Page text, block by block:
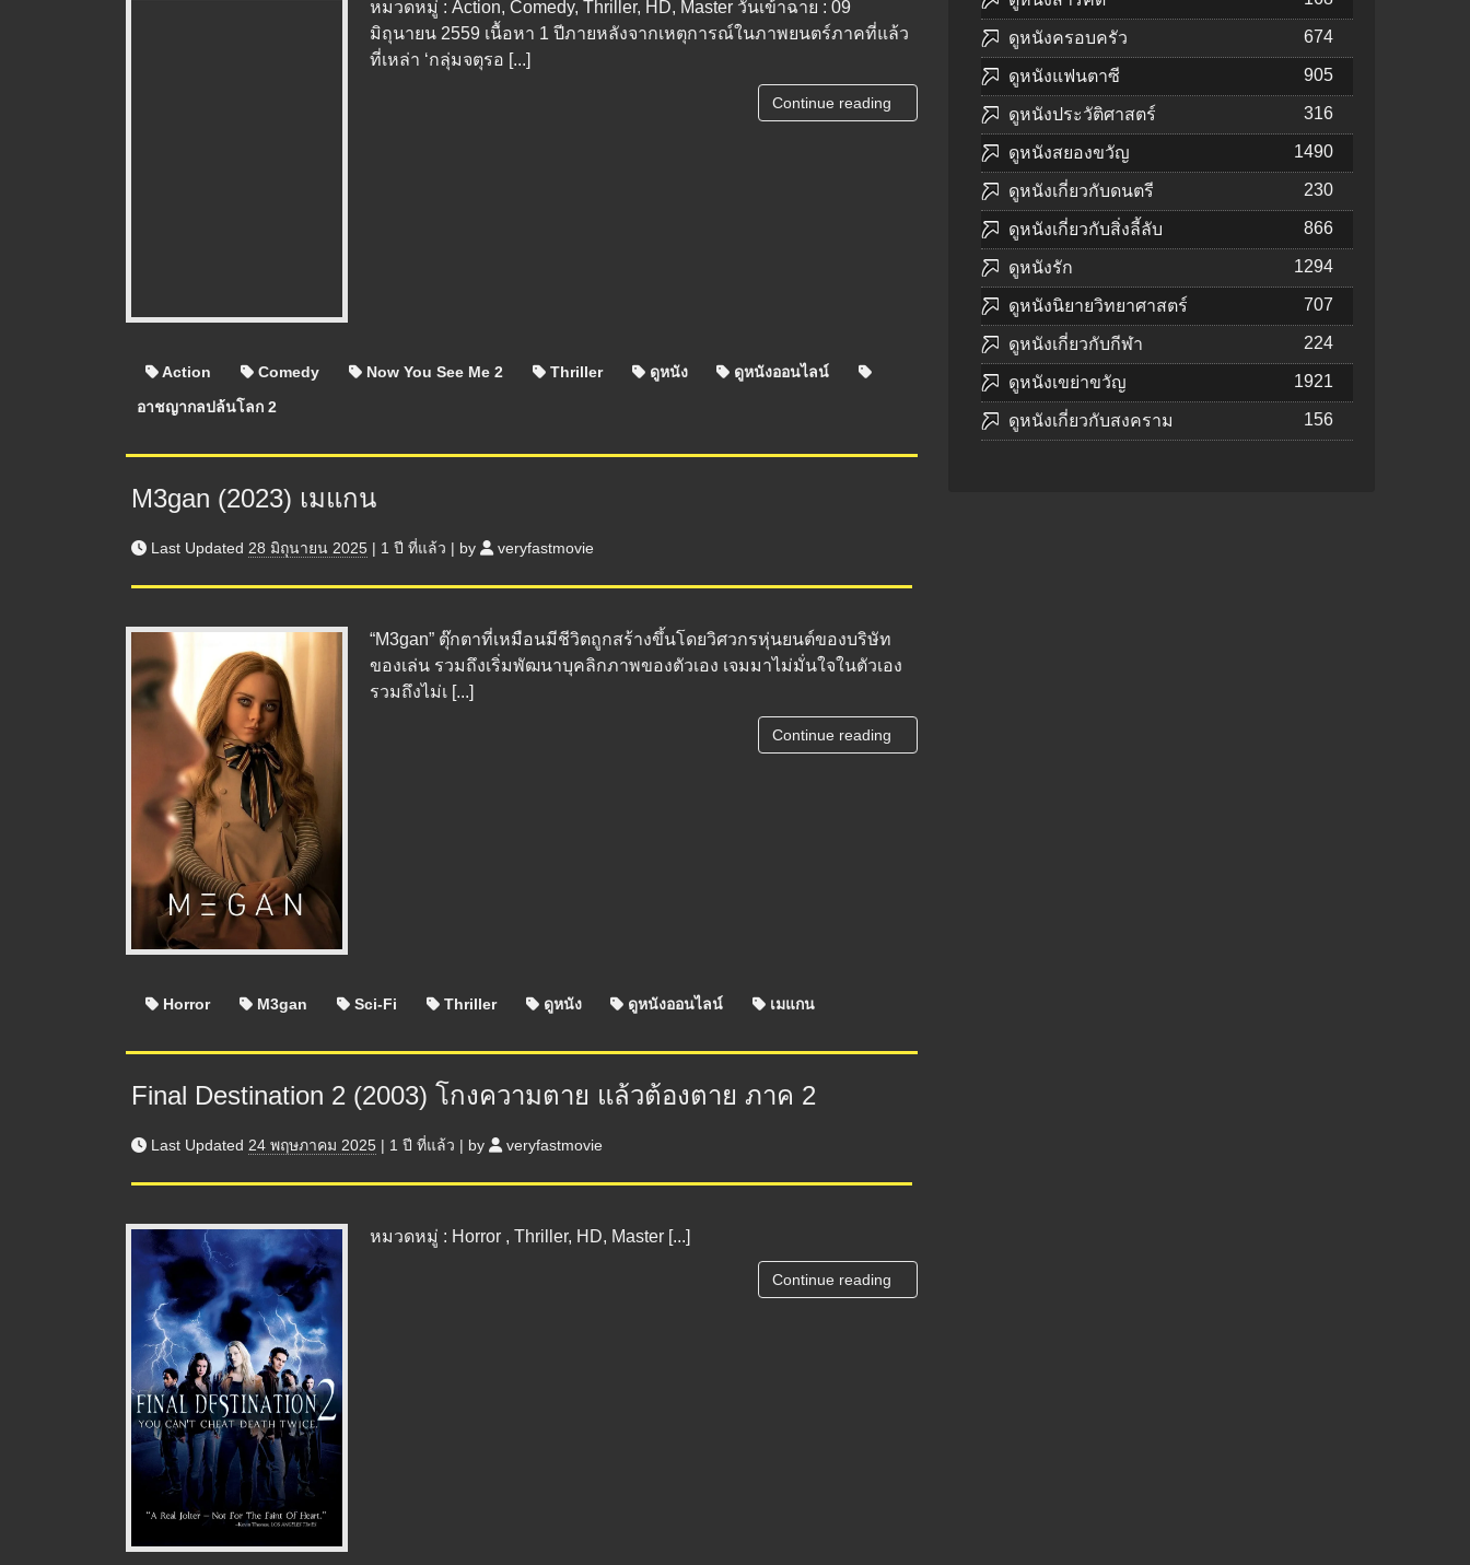
หมวดหมู่ : Action, Comedy, Thriller, HD, Master วันเข้าฉาย : 09
มิถุนายน 2559 เนื้อหา 1 ปีภายหลังจากเหตุการณ์ในภาพยนตร์ภาคที่แล้ว
ที่เหล่า ‘กลุ่มจตุรอ [...]
Continue reading
Action Comedy Now You See Me 2 Thriller ดูหนัง
ดูหนังออนไลน์
อาชญากลปล้นโลก 2
M3gan (2023) เมแกน
Last Updated 28 มิถุนายน 2025 | 1 ปี ที่แล้ว | by veryfastmovie
“M3gan” ตุ๊กตาที่เหมือนมีชีวิตถูกสร้างขึ้นโดยวิศวกรหุ่นยนต์ของบริษัท
ของเล่น รวมถึงเริ่มพัฒนาบุคลิกภาพของตัวเอง เจมมาไม่มั่นใจในตัวเอง
รวมถึงไม่เ [...]
Continue reading
Horror M3gan Sci-Fi Thriller ดูหนัง ดูหนังออนไลน์ เมแกน
Final Destination 2 (2003) โกงความตาย แล้วต้องตาย ภาค 2
Last Updated 24 พฤษภาคม 2025 | 1 ปี ที่แล้ว | by veryfastmovie
หมวดหมู่ : Horror , Thriller, HD, Master [...]
Continue reading
ดูหนังครอบครัว 674
ดูหนังแฟนตาซี 905
ดูหนังประวัติศาสตร์ 316
ดูหนังสยองขวัญ 1490
ดูหนังเกี่ยวกับดนตรี 230
ดูหนังเกี่ยวกับสิ่งลี้ลับ 866
ดูหนังรัก 1294
ดูหนังนิยายวิทยาศาสตร์ 707
ดูหนังเกี่ยวกับกีฬา 224
ดูหนังเขย่าขวัญ 1921
ดูหนังเกี่ยวกับสงคราม 156